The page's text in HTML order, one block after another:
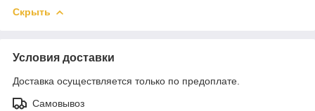
Скрыть
Условия доставки
Доставка осуществляется только по предоплате.
Самовывоз